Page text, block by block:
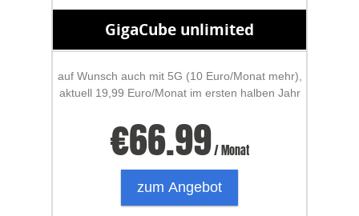
GigaCube unlimited
auf Wunsch auch mit 5G (10 Euro/Monat mehr),
aktuell 19,99 Euro/Monat im ersten halben Jahr
€66.99/ Monat
zum Angebot